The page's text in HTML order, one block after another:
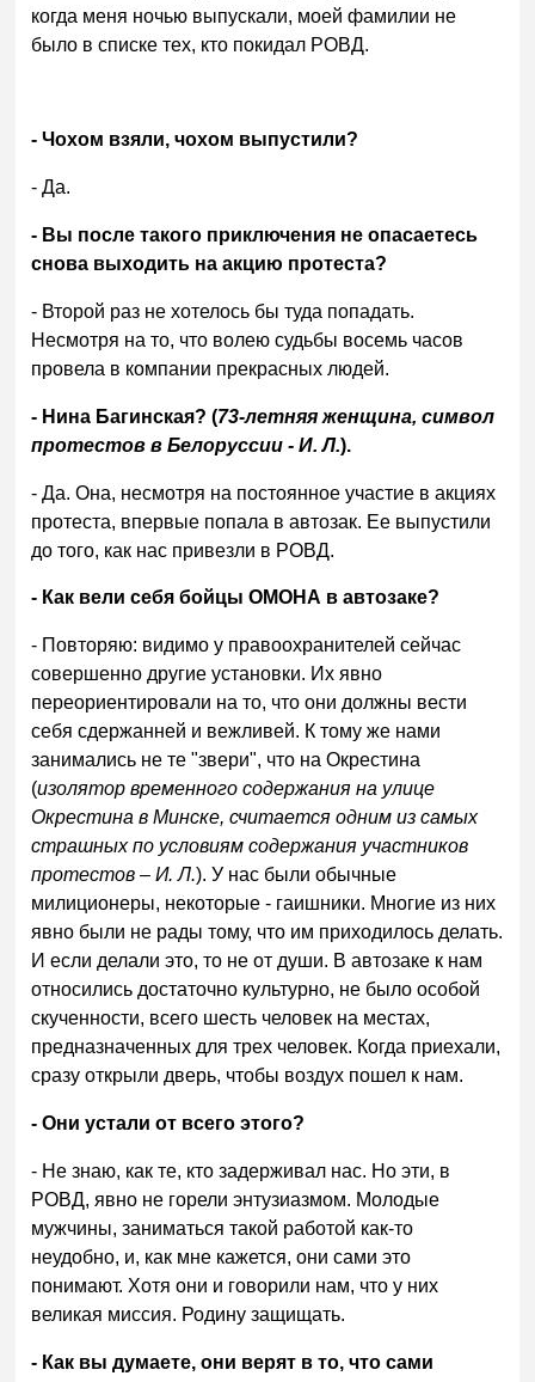
когда меня ночью выпускали, моей фамилии не
было в списке тех, кто покидал РОВД.
- Чохом взяли, чохом выпустили?
- Да.
- Вы после такого приключения не опасаетесь
снова выходить на акцию протеста?
- Второй раз не хотелось бы туда попадать.
Несмотря на то, что волею судьбы восемь часов
провела в компании прекрасных людей.
- Нина Багинская? (73-летняя женщина, символ
протестов в Белоруссии - И. Л.).
- Да. Она, несмотря на постоянное участие в акциях
протеста, впервые попала в автозак. Ее выпустили
до того, как нас привезли в РОВД.
- Как вели себя бойцы ОМОНА в автозаке?
- Повторяю: видимо у правоохранителей сейчас
совершенно другие установки. Их явно
переориентировали на то, что они должны вести
себя сдержанней и вежливей. К тому же нами
занимались не те "звери", что на Окрестина
(изолятор временного содержания на улице
Окрестина в Минске, считается одним из самых
страшных по условиям содержания участников
протестов – И. Л.). У нас были обычные
милиционеры, некоторые - гаишники. Многие из них
явно были не рады тому, что им приходилось делать.
И если делали это, то не от души. В автозаке к нам
относились достаточно культурно, не было особой
скученности, всего шесть человек на местах,
предназначенных для трех человек. Когда приехали,
сразу открыли дверь, чтобы воздух пошел к нам.
- Они устали от всего этого?
- Не знаю, как те, кто задерживал нас. Но эти, в
РОВД, явно не горели энтузиазмом. Молодые
мужчины, заниматься такой работой как-то
неудобно, и, как мне кажется, они сами это
понимают. Хотя они и говорили нам, что у них
великая миссия. Родину защищать.
- Как вы думаете, они верят в то, что сами